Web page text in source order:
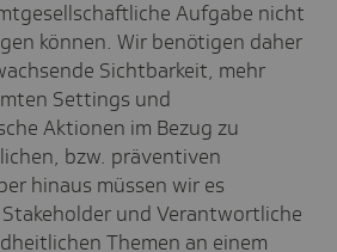
Aufgabe nicht
können. Wir benötigen daher
Sichtbarkeit, mehr
Settings und
Aktionen im Bezug zu
bzw. präventiven
hinaus müssen wir es
und Verantwortliche
Themen an einem